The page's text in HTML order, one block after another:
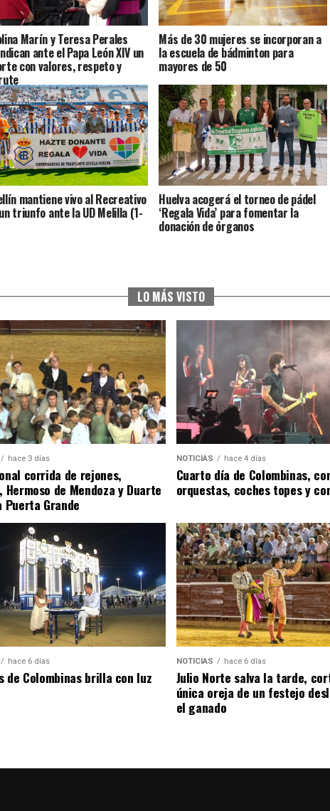
Marín y Teresa Perales
ante el Papa León XIV un
con valores, respeto y
Más de 30 mujeres se incorporan a
la escuela de bádminton para
mayores de 50
mantiene vivo al Recreativo
triunfo ante la UD Melilla (1-
Huelva acogerá el torneo de pádel
‘Regala Vida’ para fomentar la
donación de órganos
LO MÁS VISTO
hace 3 días
corrida de rejones,
Hermoso de Mendoza y Duarte
Puerta Grande
NOTICIAS hace 4 días
Cuarto día de Colombinas,
orquestas, coches topes y
hace 6 días
de Colombinas brilla con luz
NOTICIAS hace 6 días
Julio Norte salva la tarde,
única oreja de un festejo
el ganado